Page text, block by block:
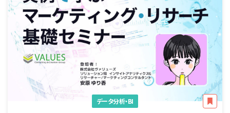
データ分析・BI